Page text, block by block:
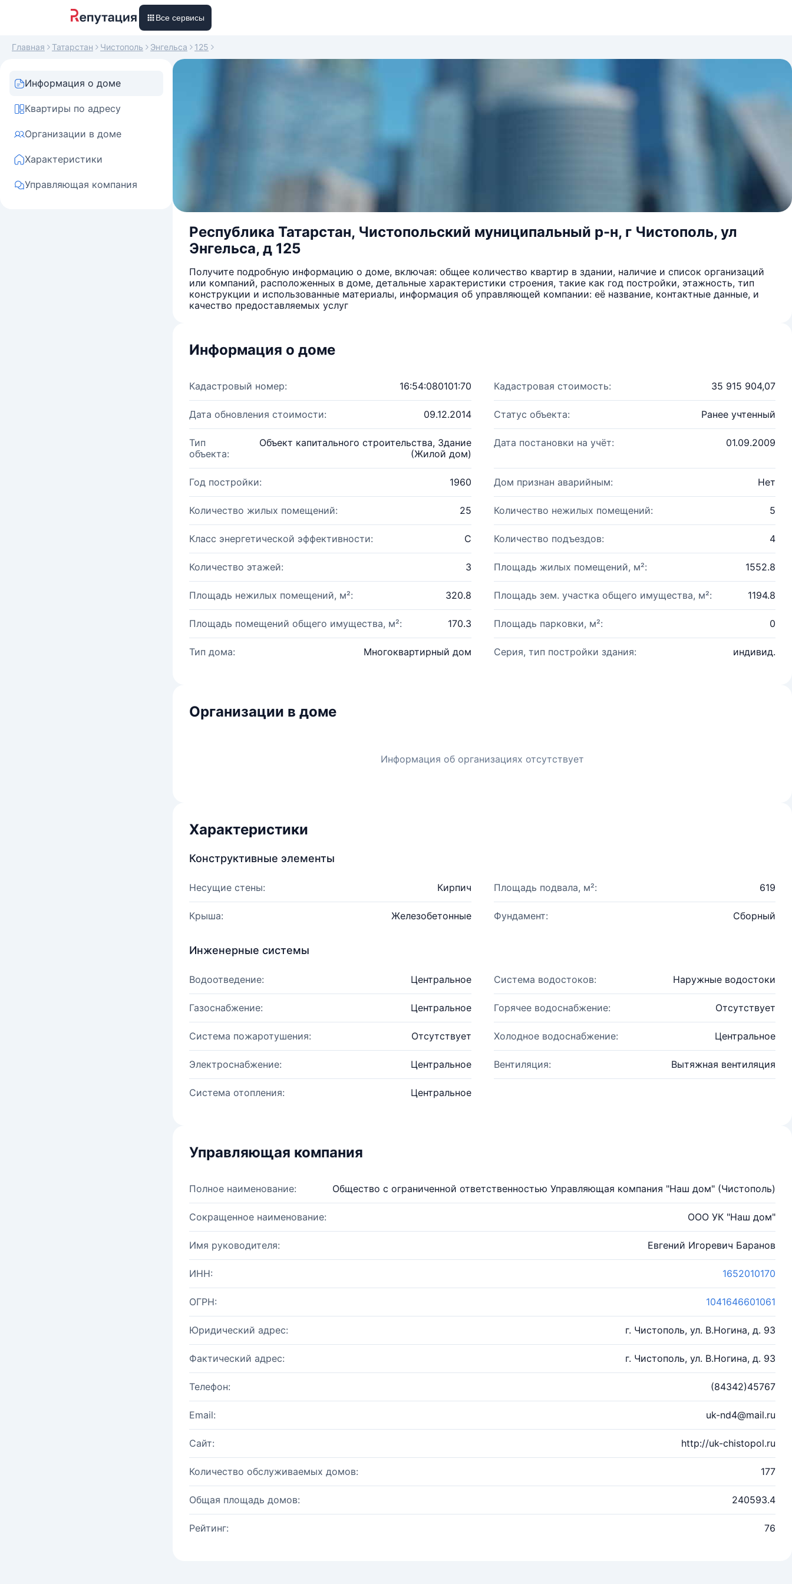
Все сервисы
Главная Татарстан Чистополь Энгельса 125
Информация о доме
Квартиры по адресу
Организации в доме
Характеристики
Управляющая компания
Республика Татарстан, Чистопольский муниципальный р-н, г Чистополь, ул
Энгельса, д 125
Получите подробную информацию о доме, включая: общее количество квартир в здании, наличие и список организаций
или компаний, расположенных в доме, детальные характеристики строения, такие как год постройки, этажность, тип
конструкции и использованные материалы, информация об управляющей компании: её название, контактные данные, и
качество предоставляемых услуг
Информация о доме
Кадастровый номер: 16:54:080101:70 Кадастровая стоимость: 35 915 904,07
Дата обновления стоимости: 09.12.2014 Статус объекта: Ранее учтенный
Тип
объекта:
Объект капитального строительства, Здание
(Жилой дом)
Дата постановки на учёт: 01.09.2009
Год постройки: 1960 Дом признан аварийным: Нет
Количество жилых помещений: 25 Количество нежилых помещений: 5
Класс энергетической эффективности: C Количество подъездов: 4
Количество этажей: 3 Площадь жилых помещений, м²: 1552.8
Площадь нежилых помещений, м²: 320.8 Площадь зем. участка общего имущества, м²: 1194.8
Площадь помещений общего имущества, м²: 170.3 Площадь парковки, м²: 0
Тип дома: Многоквартирный дом Серия, тип постройки здания: индивид.
Организации в доме
Информация об организациях отсутствует
Характеристики
Конструктивные элементы
Несущие стены: Кирпич Площадь подвала, м²: 619
Крыша: Железобетонные Фундамент: Сборный
Инженерные системы
Водоотведение: Центральное Система водостоков: Наружные водостоки
Газоснабжение: Центральное Горячее водоснабжение: Отсутствует
Система пожаротушения: Отсутствует Холодное водоснабжение: Центральное
Электроснабжение: Центральное Вентиляция: Вытяжная вентиляция
Система отопления: Центральное
Управляющая компания
Полное наименование: Общество с ограниченной ответственностью Управляющая компания "Наш дом" (Чистополь)
Сокращенное наименование: ООО УК "Наш дом"
Имя руководителя: Евгений Игоревич Баранов
ИНН: 1652010170
ОГРН: 1041646601061
Юридический адрес: г. Чистополь, ул. В.Ногина, д. 93
Фактический адрес: г. Чистополь, ул. В.Ногина, д. 93
Телефон: (84342)45767
Email: uk-nd4@mail.ru
Сайт: http://uk-chistopol.ru
Количество обслуживаемых домов: 177
Общая площадь домов: 240593.4
Рейтинг: 76